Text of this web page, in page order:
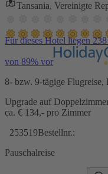
Tansania, Vereinigte
Für dieses Hotel liegen
von 89% vor
8- bzw. 9-tägige
Upgrade auf
ca. € 134,- pro Zimmer
253519Bestellnr.:
Pauschalreise